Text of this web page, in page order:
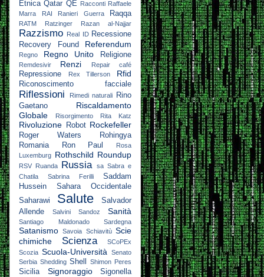
Etnica Qatar QE Racconti Raffaele
Marra
RAI Ranieri Guerra Raqqa
RATM Ratzinger Razan al-Najjar
Razzismo Real ID Recessione
Recovery Found
Referendum
Regno Regno Unito Religione
Remdesivir Renzi Repair café
Repressione Rex Tillerson Rfid
Riconoscimento facciale
Riflessioni Rimedi naturali
Rino
Gaetano
Riscaldamento
Globale
Risorgimento Rita Katz
Rivoluzione Robot Rockefeller
Roger Waters
Rohingya
Romania
Ron Paul
Rosa
Luxemburg Rothschild Roundup
RSV Ruanda Russia sa Sabra e
Chatila
Sabrina Ferilli
Saddam
Hussein
Sahara Occidentale
Saharawi
Salute
Salvador
Allende
Salvini Sandoz Sanità
Santiago Maldonado Sardegna
Satanismo Savoia Schiavitù Scie
chimiche
Scienza
SCoPEx
Scozia Scuola-Università
Senato
Serbia Shedding Shell Shimon Peres
Sicilia Signoraggio
Sigonella